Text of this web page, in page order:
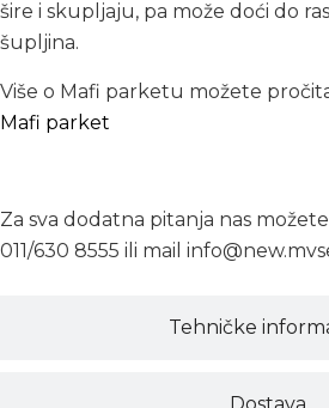
Tehničke
šire i skupljaju, pa može doći do
šupljina.
Više o Mafi parketu možete
Mafi parket
Za sva dodatna pitanja nas
011/630 8555 ili mail